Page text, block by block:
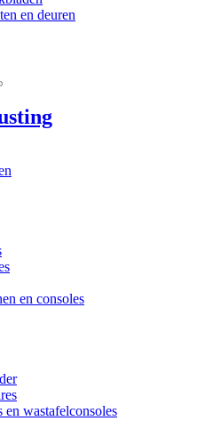
en deuren
en consoles
en wastafelconsoles